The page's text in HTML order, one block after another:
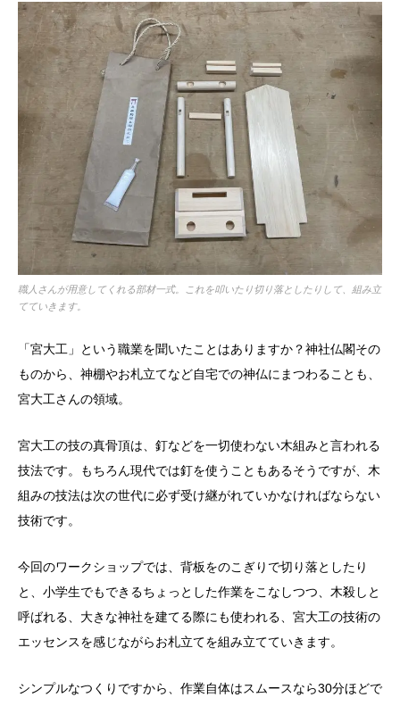
職人さんが用意してくれる部材一式。これを叩いたり切り落としたりして、組み立
てていきます。
「宮大工」という職業を聞いたことはありますか？神社仏閣その
ものから、神棚やお札立てなど自宅での神仏にまつわることも、
宮大工さんの領域。
宮大工の技の真骨頂は、釘などを一切使わない木組みと言われる
技法です。もちろん現代では釘を使うこともあるそうですが、木
組みの技法は次の世代に必ず受け継がれていかなければならない
技術です。
今回のワークショップでは、背板をのこぎりで切り落としたり
と、小学生でもできるちょっとした作業をこなしつつ、木殺しと
呼ばれる、大きな神社を建てる際にも使われる、宮大工の技術の
エッセンスを感じながらお札立てを組み立てていきます。
シンプルなつくりですから、作業自体はスムースなら30分ほどで